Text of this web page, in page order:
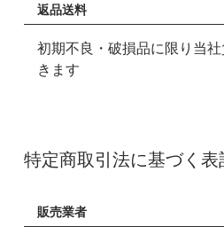
返品送料
初期不良・破損品に限り当
きます
特定商取引法に基づく表
販売業者